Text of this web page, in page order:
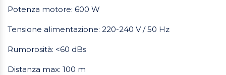
Potenza motore: 600 W
Tensione alimentazione: 220-240 V / 50 Hz
Rumorosità: <60 dBs
Distanza max: 100 m